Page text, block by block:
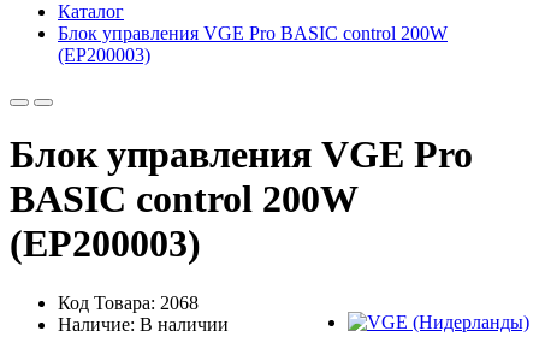
Каталог
Блок управления VGE Pro BASIC control 200W
(EP200003)
Блок управления VGE Pro
BASIC control 200W
(EP200003)
Код Товара: 2068
Наличие: В наличии